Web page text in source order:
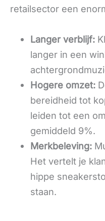
retailsector een
Langer verblijf:
langer in een
Hogere omzet:
bereidheid tot
leiden tot een
gemiddeld 9%.
Merkbeleving:
Het vertelt je
hippe
staan.